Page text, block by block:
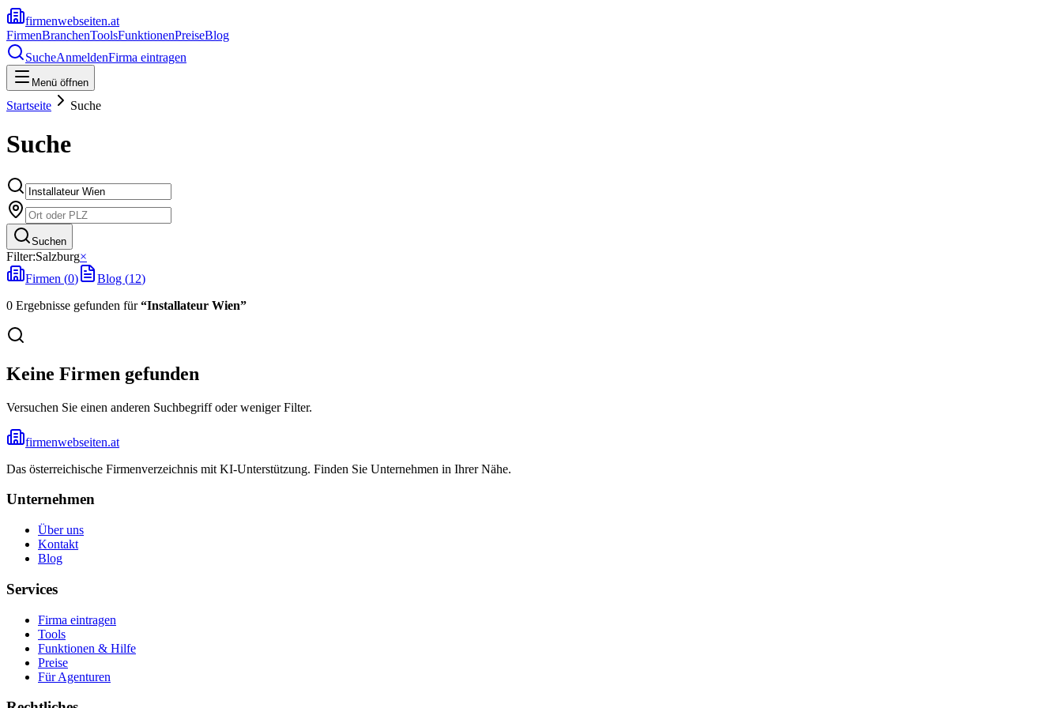
firmenwebseiten.at
FirmenBranchenToolsFunktionenPreiseBlog
SucheAnmeldenFirma eintragen
Menü öffnen
Startseite Suche
Suche
Suchen
Filter:Salzburg×
Firmen (0) Blog (12)
0 Ergebnisse gefunden für“Installateur Wien”
Keine Firmen gefunden
Versuchen Sie einen anderen Suchbegriff oder weniger Filter.
firmenwebseiten.at
Das österreichische Firmenverzeichnis mit KI-Unterstützung. Finden Sie Unternehmen in Ihrer Nähe.
Unternehmen
Über uns
Kontakt
Blog
Services
Firma eintragen
Tools
Funktionen & Hilfe
Preise
Für Agenturen